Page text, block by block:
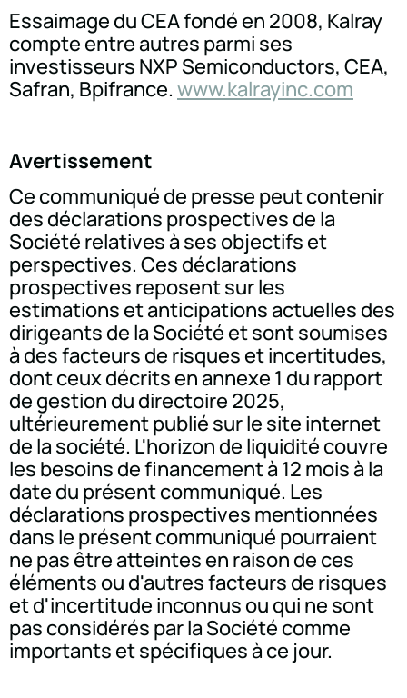
Essaimage du CEA fondé en 2008, Kalray
compte entre autres parmi ses
investisseurs NXP Semiconductors, CEA,
Safran, Bpifrance. www.kalrayinc.com
Avertissement
Ce communiqué de presse peut contenir
des déclarations prospectives de la
Société relatives à ses objectifs et
perspectives. Ces déclarations
prospectives reposent sur les
estimations et anticipations actuelles des
dirigeants de la Société et sont soumises
à des facteurs de risques et incertitudes,
dont ceux décrits en annexe 1 du rapport
de gestion du directoire 2025,
ultérieurement publié sur le site internet
de la société. L'horizon de liquidité couvre
les besoins de financement à 12 mois à la
date du présent communiqué. Les
déclarations prospectives mentionnées
dans le présent communiqué pourraient
ne pas être atteintes en raison de ces
éléments ou d'autres facteurs de risques
et d'incertitude inconnus ou qui ne sont
pas considérés par la Société comme
importants et spécifiques à ce jour.